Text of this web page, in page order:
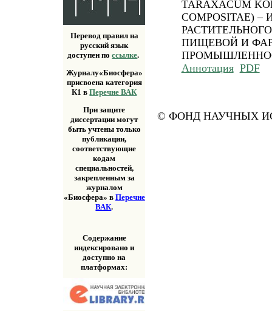
Перевод правил на
русский язык
доступен поссылке.
Журналу«Биосфера»
присвоена категория
К1 вПеречне ВАК
При защите
диссертации могут
быть учтены только
публикации,
соответствующие
кодам
специальностей,
закрепленным за
журналом
«Биосфера» в Перечне
ВАК.
Содержание
индексировано и
доступно на
платформах:
TARAXACUM
COMPOSITAE)
ПИЩЕВОЙ И
Аннотация PDF
© ФОНД НАУЧНЫХ